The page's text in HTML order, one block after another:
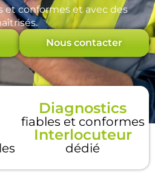
et conformes et avec des
Nous contacter
Diagnostics
fiables et conformes
Interlocuteur
dédié